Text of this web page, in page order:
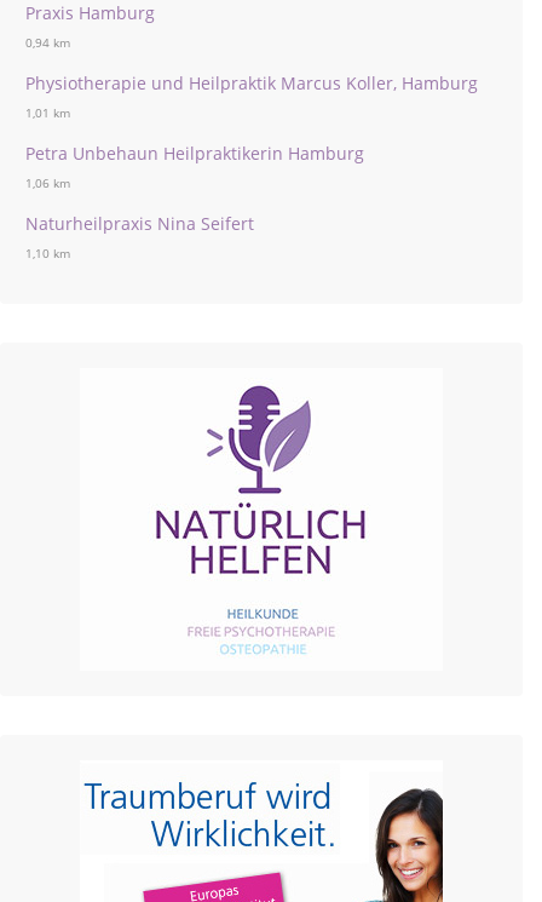
Praxis Hamburg
0,94 km
Physiotherapie und Heilpraktik Marcus Koller, Hamburg
1,01 km
Petra Unbehaun Heilpraktikerin Hamburg
1,06 km
Naturheilpraxis Nina Seifert
1,10 km